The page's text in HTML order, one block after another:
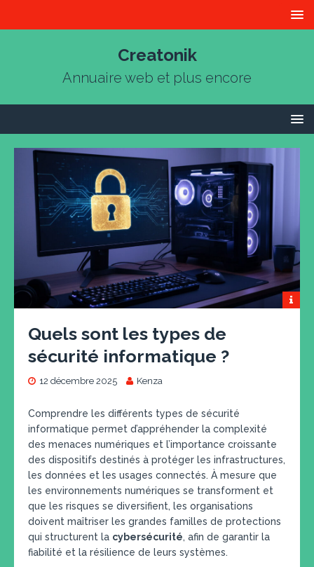
Creatonik
Annuaire web et plus encore
Quels sont les types de
sécurité informatique ?
12 décembre 2025 Kenza
Comprendre les différents types de sécurité
informatique permet d’appréhender la complexité
des menaces numériques et l’importance croissante
des dispositifs destinés à protéger les infrastructures,
les données et les usages connectés. À mesure que
les environnements numériques se transforment et
que les risques se diversifient, les organisations
doivent maîtriser les grandes familles de protections
qui structurent la cybersécurité, afin de garantir la
fiabilité et la résilience de leurs systèmes.